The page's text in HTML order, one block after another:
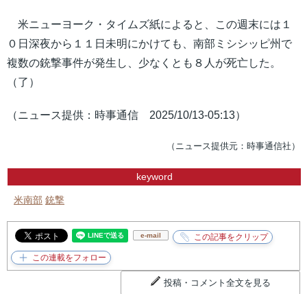
米ニューヨーク・タイムズ紙によると、この週末には１
０日深夜から１１日未明にかけても、南部ミシシッピ州で
複数の銃撃事件が発生し、少なくとも８人が死亡した。
（了）
（ニュース提供：時事通信 2025/10/13-05:13）
（ニュース提供元：時事通信社）
keyword
米南部 銃撃
e-mail
投稿・コメント全文を見る